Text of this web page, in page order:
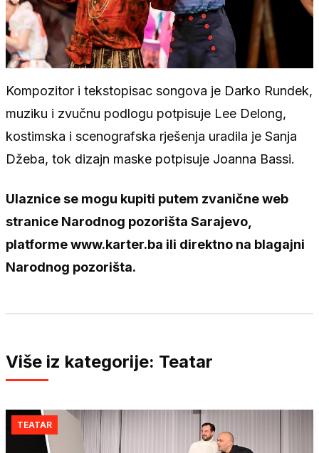
Kompozitor i tekstopisac songova je Darko Rundek,
muziku i zvučnu podlogu potpisuje Lee Delong,
kostimska i scenografska rješenja uradila je Sanja
Džeba, tok dizajn maske potpisuje Joanna Bassi.
Ulaznice se mogu kupiti putem zvanične web
stranice Narodnog pozorišta Sarajevo,
platforme www.karter.ba ili direktno na blagajni
Narodnog pozorišta.
Više iz kategorije: Teatar
TEATAR